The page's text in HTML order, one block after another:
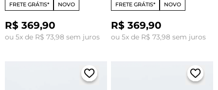
FRETE GRÁTIS* NOVO
R$ 369,90
ou 5x de R$ 73,98 sem juros
FRETE GRÁTIS* NOVO
R$ 369,90
ou 5x de R$ 73,98 sem juros